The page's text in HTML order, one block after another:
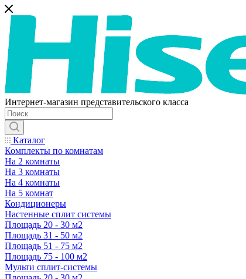
Интернет-магазин представительского класса
Каталог
Комплекты по комнатам
На 2 комнаты
На 3 комнаты
На 4 комнаты
На 5 комнат
Кондиционеры
Настенные сплит системы
Площадь 20 - 30 м2
Площадь 31 - 50 м2
Площадь 51 - 75 м2
Площадь 75 - 100 м2
Мульти сплит-системы